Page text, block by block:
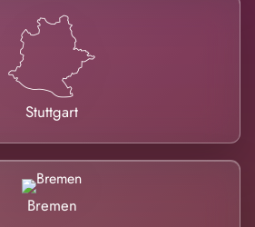
Stuttgart
Bremen